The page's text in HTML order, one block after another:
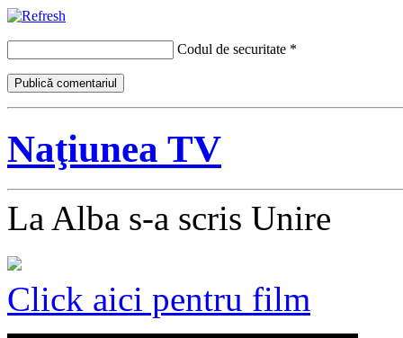
Codul de securitate *
Naţiunea TV
La Alba s-a scris Unire
Click aici pentru film